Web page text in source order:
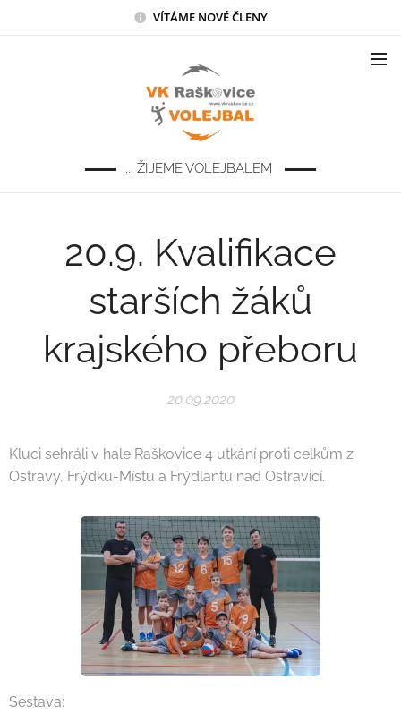
VÍTÁME NOVÉ ČLENY
... ŽIJEME VOLEJBALEM
20.9. Kvalifikace
starších žáků
krajského přeboru
20.09.2020
Kluci sehráli v hale Raškovice 4 utkání proti celkům z
Ostravy, Frýdku-Místu a Frýdlantu nad Ostravicí.
Sestava: